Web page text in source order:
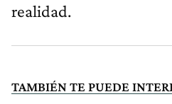
realidad.
TAMBIÉN TE PUEDE